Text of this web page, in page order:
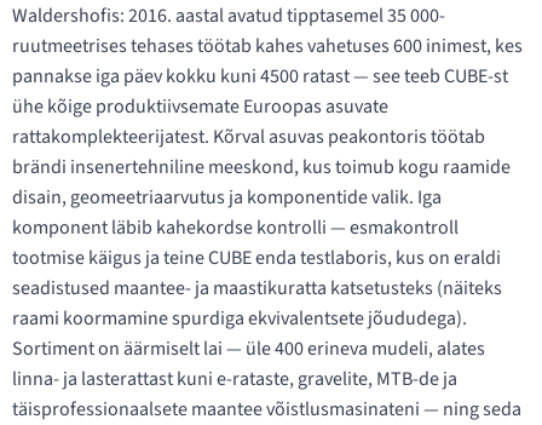
Waldershofis: 2016. aastal avatud tipptasemel 35 000-
ruutmeetrises tehases töötab kahes vahetuses 600 inimest, kes
pannakse iga päev kokku kuni 4500 ratast — see teeb CUBE-st
ühe kõige produktiivsemate Euroopas asuvate
rattakomplekteerijatest. Kõrval asuvas peakontoris töötab
brändi insenertehniline meeskond, kus toimub kogu raamide
disain, geomeetriaarvutus ja komponentide valik. Iga
komponent läbib kahekordse kontrolli — esmakontroll
tootmise käigus ja teine CUBE enda testlaboris, kus on eraldi
seadistused maantee- ja maastikuratta katsetusteks (näiteks
raami koormamine spurdiga ekvivalentsete jõududega).
Sortiment on äärmiselt lai — üle 400 erineva mudeli, alates
linna- ja lasterattast kuni e-rataste, gravelite, MTB-de ja
täisprofessionaalsete maantee võistlusmasinateni — ning seda